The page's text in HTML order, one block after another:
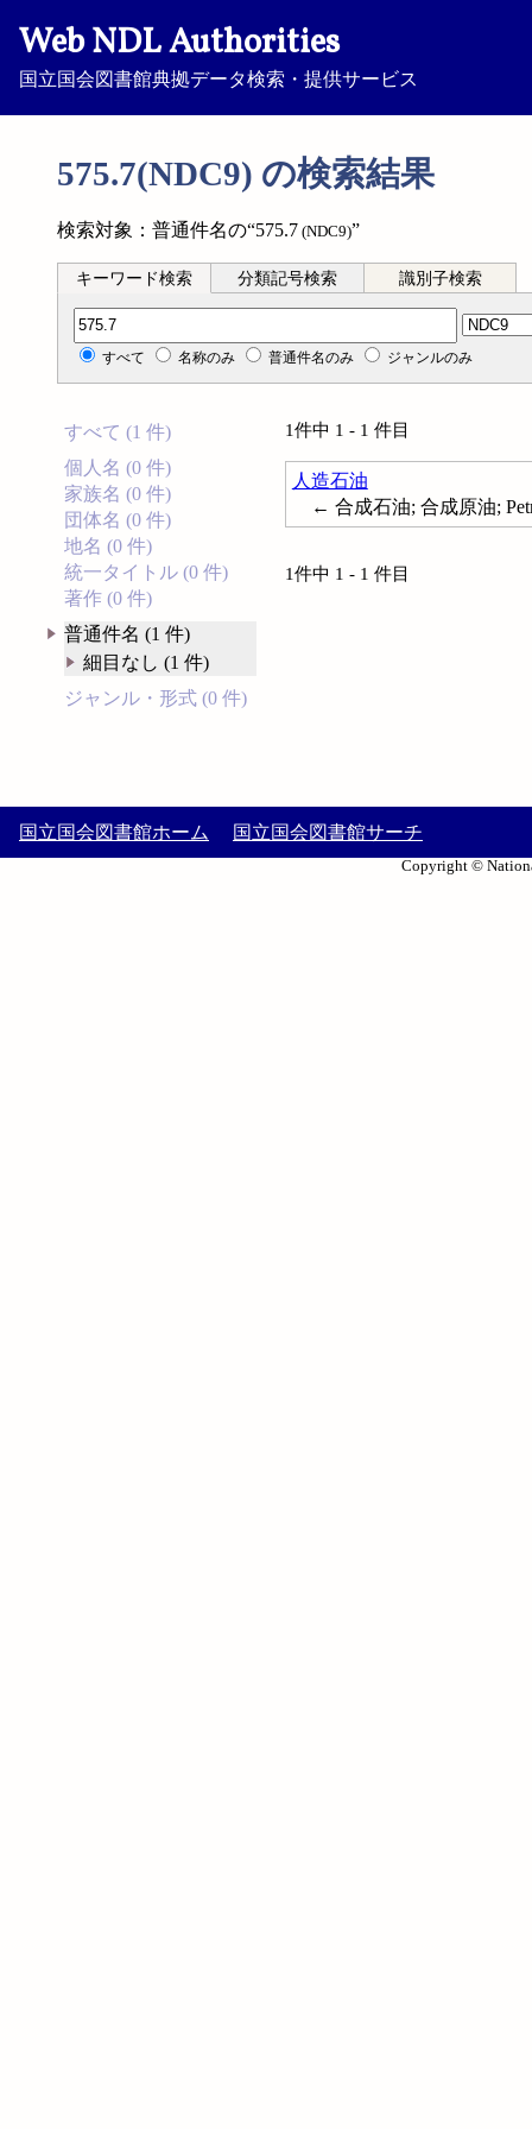
Web NDL Authorities
国立国会図書館典拠データ検索・提供サービス
575.7(NDC9) の検索結果
検索対象：普通件名の“575.7 (NDC9)”
キーワード検索 分類記号検索 識別子検索
分類記号検索
すべて 名称のみ 普通件名のみ ジャンルのみ
すべて (1 件)
個人名 (0 件)
家族名 (0 件)
団体名 (0 件)
地名 (0 件)
統一タイトル (0 件)
著作 (0 件)
普通件名 (1 件)
細目なし (1 件)
ジャンル・形式 (0 件)
1件中 1 - 1 件目
人造石油
← 合成石油; 合成原油;
1件中 1 - 1 件目
国立国会図書館ホーム 国立国会図書館サーチ
Copyright ©